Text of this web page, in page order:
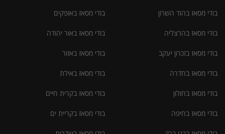
בודי מסאז בהוד השרון
בודי מסאז בהרצליה
בודי מסאז בזכרון יעקב
בודי מסאז בחדרה
בודי מסאז בחולון
בודי מסאז בחיפה
בודי מסאז באופקים
בודי מסאז באור יהודה
בודי מסאז באזור
בודי מסאז באילת
בודי מסאז בקרית חיים
בודי מסאז בקריית ים